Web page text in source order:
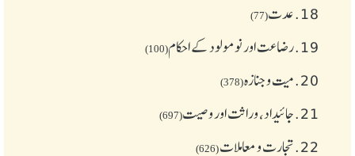
18. عدت(77)
19. رضاعت اور نومولود کے احکام(100)
20. میت و جنازہ(378)
21. جائیداد، وراثت اور وصیت(697)
22. تجارت و معاملات(626)